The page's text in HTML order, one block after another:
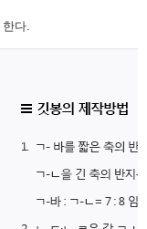
다.